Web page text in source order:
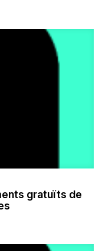
gratuïts de